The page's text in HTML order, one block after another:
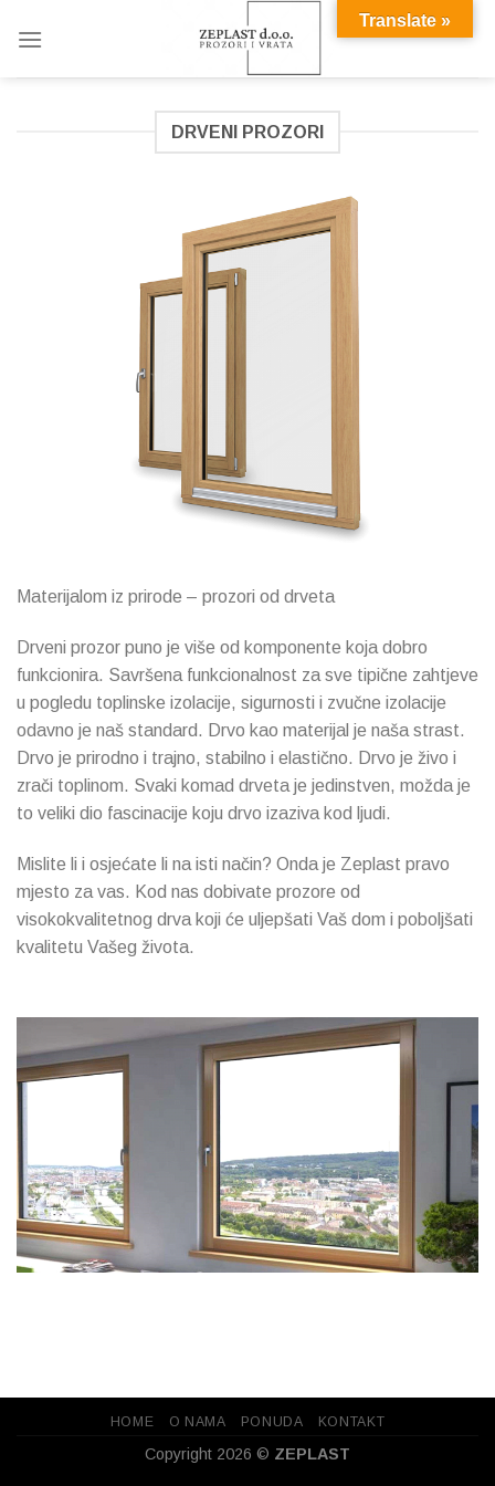
DRVENI PROZORI
Materijalom iz prirode – prozori od drveta
Drveni prozor puno je više od komponente koja dobro
funkcionira. Savršena funkcionalnost za sve tipične zahtjeve
u pogledu toplinske izolacije, sigurnosti i zvučne izolacije
odavno je naš standard. Drvo kao materijal je naša strast.
Drvo je prirodno i trajno, stabilno i elastično. Drvo je živo i
zrači toplinom. Svaki komad drveta je jedinstven, možda je
to veliki dio fascinacije koju drvo izaziva kod ljudi.
Mislite li i osjećate li na isti način? Onda je Zeplast pravo
mjesto za vas. Kod nas dobivate prozore od
visokokvalitetnog drva koji će uljepšati Vaš dom i poboljšati
kvalitetu Vašeg života.
HOME O NAMA PONUDA KONTAKT
Copyright 2026 © ZEPLAST
Translate »